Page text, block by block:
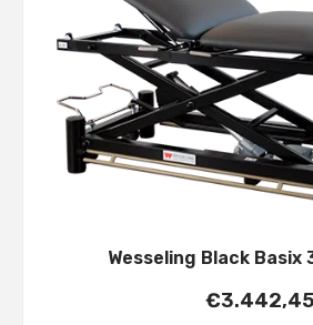
Wesseling Black Basix
€3.442,45